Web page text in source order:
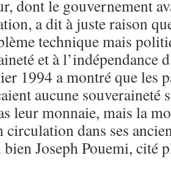
dont le gouvernement
a dit à juste raison
technique mais
et à l’indépendance
1994 a montré que les
aucune
leur monnaie, mais la
circulation dans ses
Joseph Pouemi, cité